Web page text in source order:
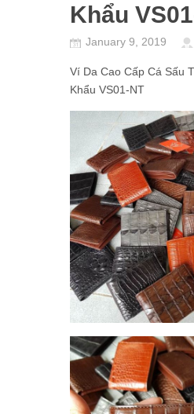
Khẩu
January 9, 2019
Ví Da Cao Cấp Cá Sấu
Khẩu VS01-NT